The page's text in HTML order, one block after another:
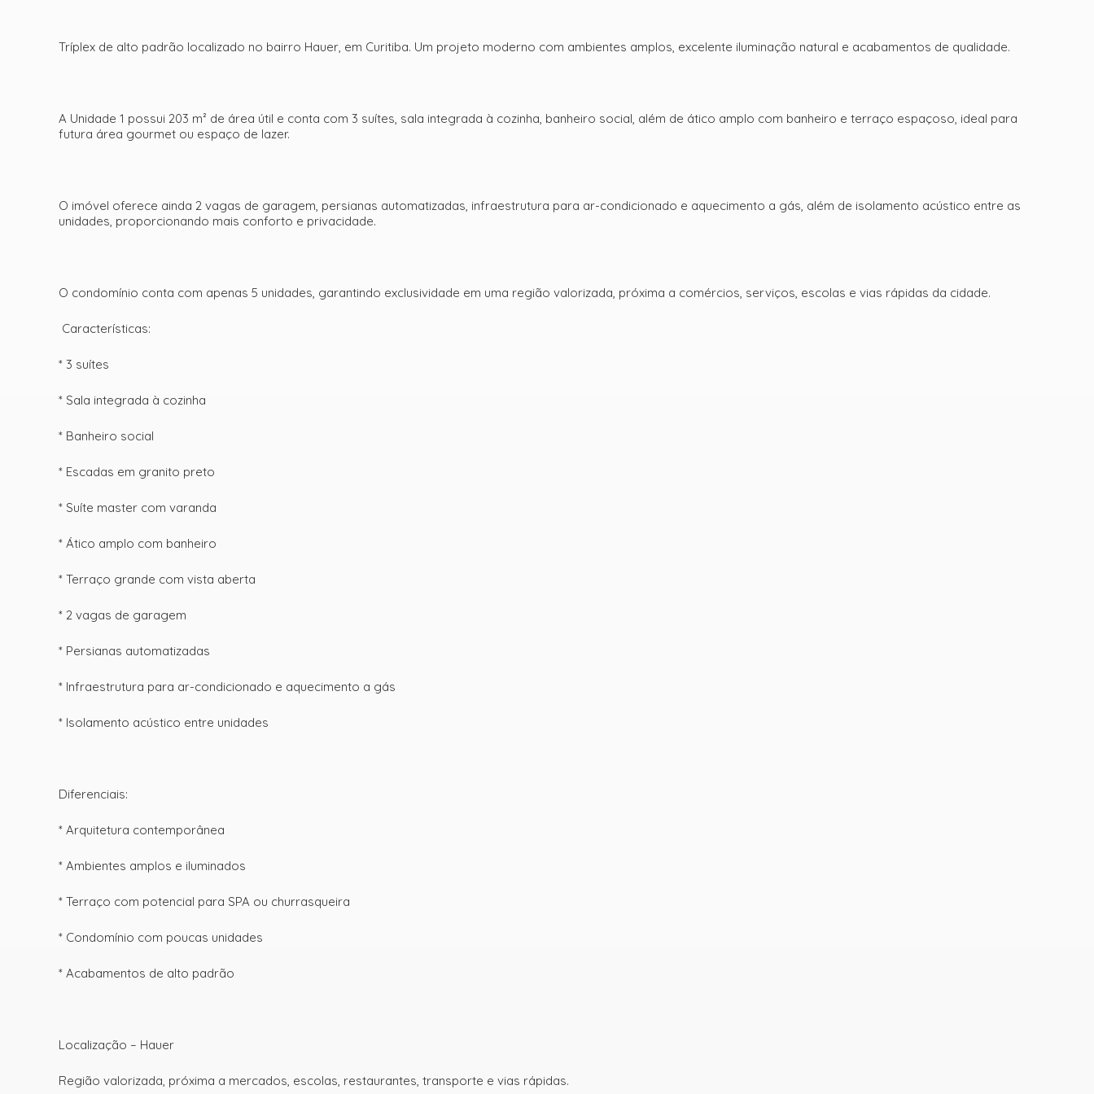
Tríplex de alto padrão localizado no bairro Hauer, em Curitiba. Um projeto moderno com ambientes amplos, excelente iluminação natural e acabamentos de qualidade.
A Unidade 1 possui 203 m² de área útil e conta com 3 suítes, sala integrada à cozinha, banheiro social, além de ático amplo com banheiro e terraço espaçoso, ideal para
futura área gourmet ou espaço de lazer.
O imóvel oferece ainda 2 vagas de garagem, persianas automatizadas, infraestrutura para ar-condicionado e aquecimento a gás, além de isolamento acústico entre as
unidades, proporcionando mais conforto e privacidade.
O condomínio conta com apenas 5 unidades, garantindo exclusividade em uma região valorizada, próxima a comércios, serviços, escolas e vias rápidas da cidade.
Características:
* 3 suítes
* Sala integrada à cozinha
* Banheiro social
* Escadas em granito preto
* Suíte master com varanda
* Ático amplo com banheiro
* Terraço grande com vista aberta
* 2 vagas de garagem
* Persianas automatizadas
* Infraestrutura para ar-condicionado e aquecimento a gás
* Isolamento acústico entre unidades
Diferenciais:
* Arquitetura contemporânea
* Ambientes amplos e iluminados
* Terraço com potencial para SPA ou churrasqueira
* Condomínio com poucas unidades
* Acabamentos de alto padrão
Localização – Hauer
Região valorizada, próxima a mercados, escolas, restaurantes, transporte e vias rápidas.